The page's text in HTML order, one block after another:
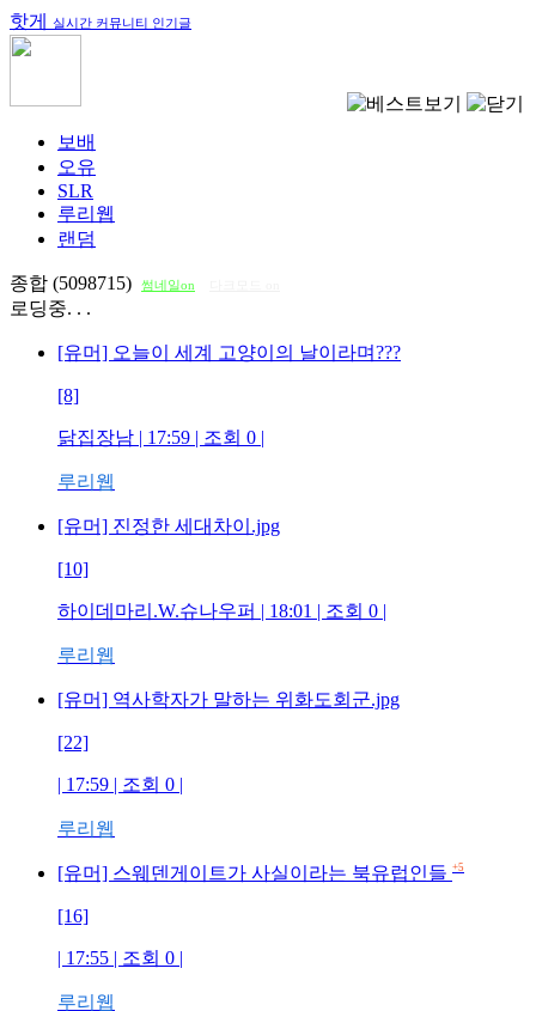
핫게 실시간 커뮤니티 인기글
보배
오유
SLR
루리웹
랜덤
종합 (5098715) 썸네일on
로딩중. . .
[유머] 오늘이 세계 고양이의 날이라며???
[8]
닭집장남 | 17:59 | 조회 0 |
루리웹
[유머] 진정한 세대차이.jpg
[10]
하이데마리.W.슈나우퍼 | 18:01 | 조회 0 |
루리웹
[유머] 역사학자가 말하는 위화도회군.jpg
[22]
| 17:59 | 조회 0 |
루리웹
[유머] 스웨덴게이트가 사실이라는 북유럽인들 +5
[16]
| 17:55 | 조회 0 |
루리웹